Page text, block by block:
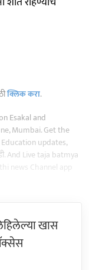
क्लिक करा.
Esakal and
Mumbai. Get the
updates,
And Live taja batmya
news Channel app
खास